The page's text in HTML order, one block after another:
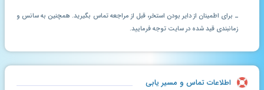
ـ برای اطمینان از دایر بودن استخر، قبل از مراجعه تماس بگیرید. همچنین به سانس و
زمانبندی قید شده در سایت توجه فرمایید.
اطلاعات تماس و مسیر یابی